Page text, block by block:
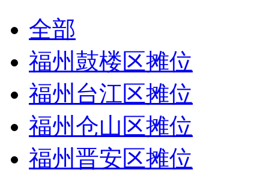
全部
福州鼓楼区摊位
福州台江区摊位
福州仓山区摊位
福州晋安区摊位